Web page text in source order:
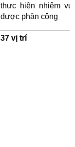
thực hiện nhiệm vụ
được phân công
37 vị trí